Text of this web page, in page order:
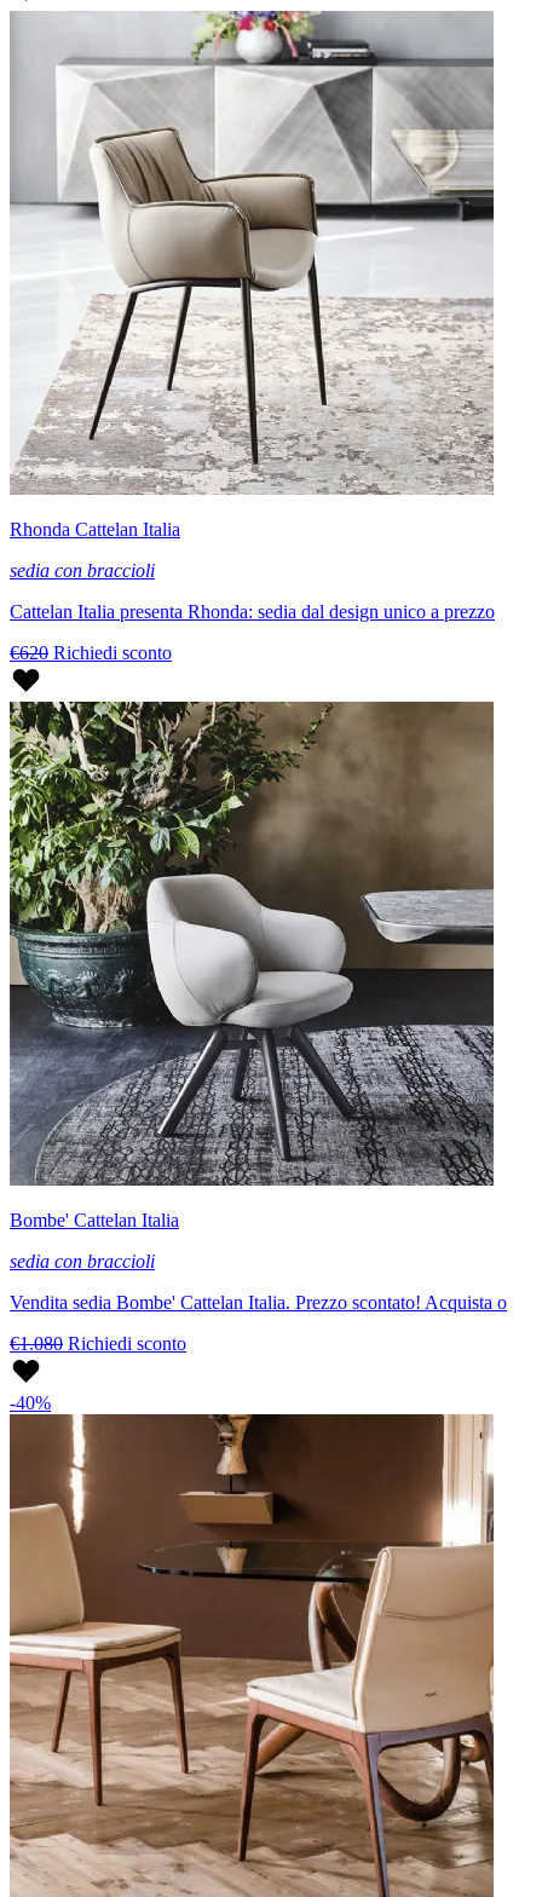
Rhonda Cattelan Italia
sedia con braccioli
Cattelan Italia presenta Rhonda: sedia dal design unico a prezzo
€620 Richiedi sconto
Bombe' Cattelan Italia
sedia con braccioli
Vendita sedia Bombe' Cattelan Italia. Prezzo scontato! Acquista o
€1.080 Richiedi sconto
-40%